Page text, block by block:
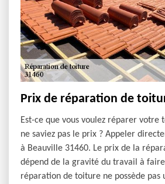
Prix de réparation de
Est-ce que vous voulez réparer votre
ne saviez pas le prix ? Appeler
à Beauville 31460. Le prix de la
dépend de la gravité du travail à
réparation de toiture ne possède pas